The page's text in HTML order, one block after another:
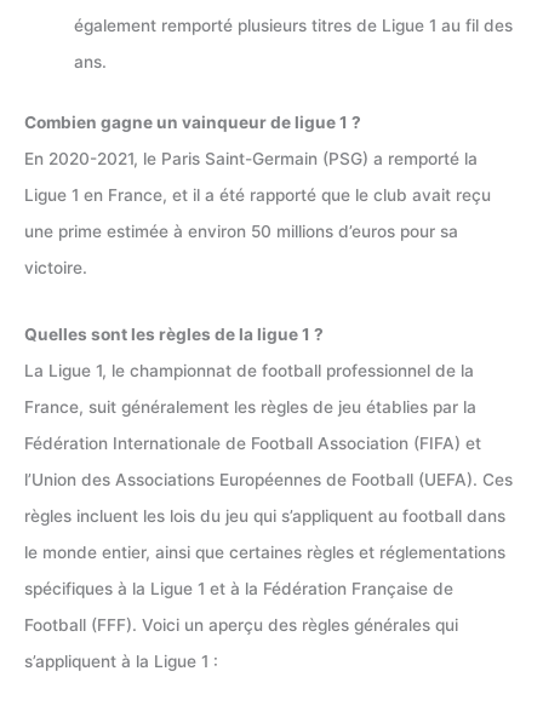
également remporté plusieurs titres de Ligue 1 au fil des
ans.
Combien gagne un vainqueur de ligue 1 ?
En 2020-2021, le Paris Saint-Germain (PSG) a remporté la
Ligue 1 en France, et il a été rapporté que le club avait reçu
une prime estimée à environ 50 millions d’euros pour sa
victoire.
Quelles sont les règles de la ligue 1 ?
La Ligue 1, le championnat de football professionnel de la
France, suit généralement les règles de jeu établies par la
Fédération Internationale de Football Association (FIFA) et
l’Union des Associations Européennes de Football (UEFA). Ces
règles incluent les lois du jeu qui s’appliquent au football dans
le monde entier, ainsi que certaines règles et réglementations
spécifiques à la Ligue 1 et à la Fédération Française de
Football (FFF). Voici un aperçu des règles générales qui
s’appliquent à la Ligue 1 :